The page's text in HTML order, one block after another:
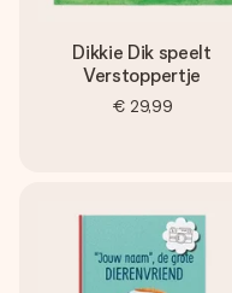
Dikkie Dik speelt
Verstoppertje
€ 29,99